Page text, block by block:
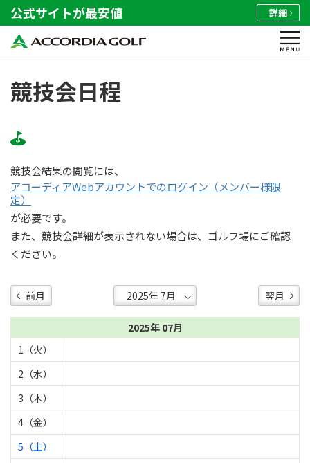
公式サイトが最安値 詳細
競技会日程
競技会結果の閲覧には、
アコーディアWebアカウントでのログイン（メンバー様限
定）
が必要です。
また、競技会詳細が表示されない場合は、ゴルフ場にご確認
ください。
前月 翌月
2025年 07月
1（火）
2（水）
3（木）
4（金）
5（土）